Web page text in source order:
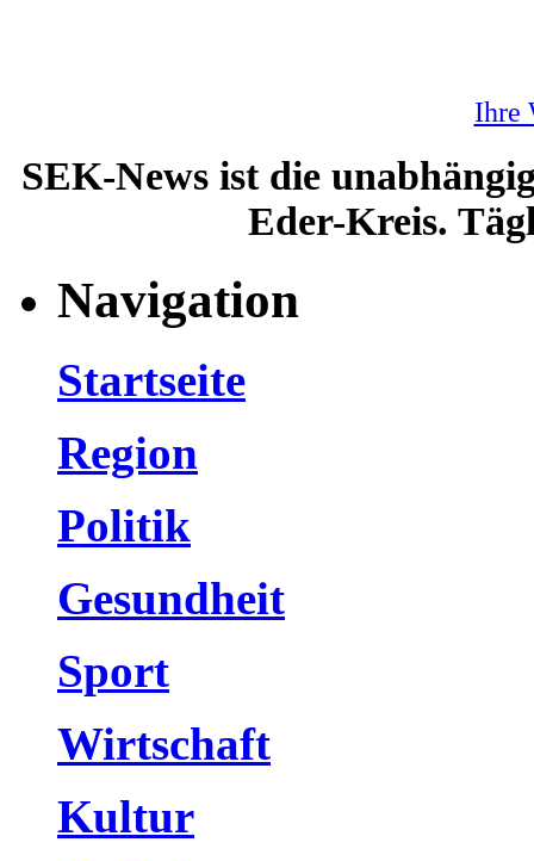
Ihre
SEK-News ist die
Eder-Kreis.
Navigation
Startseite
Region
Politik
Gesundheit
Sport
Wirtschaft
Kultur